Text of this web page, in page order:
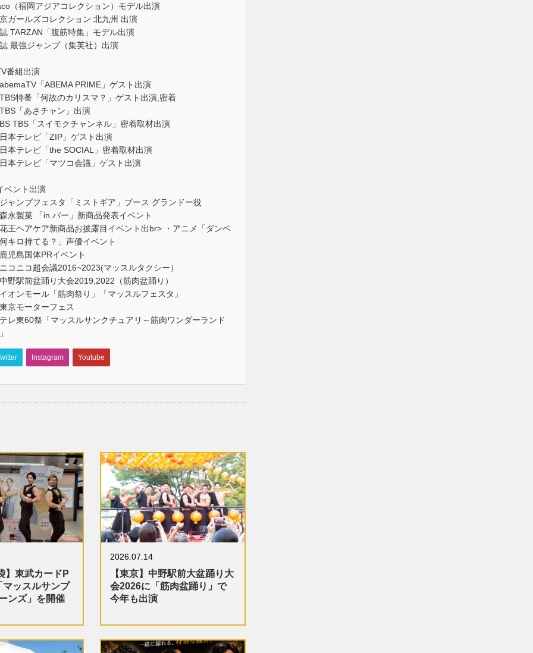
（福岡アジアコレクション）モデル出演
ガールズコレクション 北九州 出演
TARZAN「腹筋特集」モデル出演
最強ジャンプ（集英社）出演
番組出演
「ABEMA PRIME」ゲスト出演
特番「何故のカリスマ？」ゲスト出演,密着
「あさチャン」出演
TBS「スイモクチャンネル」密着取材出演
本テレビ「ZIP」ゲスト出演
本テレビ「the SOCIAL」密着取材出演
本テレビ「マツコ会議」ゲスト出演
ベント出演
ャンプフェスタ「ミストギア」ブース グランドー役
永製菓 「in バー」新商品発表イベント
王ヘアケア新商品お披露目イベント出br> ・アニメ「ダンベ
キロ持てる？」声優イベント
児島国体PRイベント
コニコ超会議2016~2023(マッスルタクシー）
野駅前盆踊り大会2019,2022（筋肉盆踊り）
オンモール「筋肉祭り」「マッスルフェスタ」
京モーターフェス
レ東60祭「マッスルサンクチュアリ～筋肉ワンダーランド
Instagram Youtube
】東武カードP
マッスルサンプ
ンズ」を開催
2026.07.14
【東京】中野駅前大盆踊り大
会2026に「筋肉盆踊り」で
今年も出演